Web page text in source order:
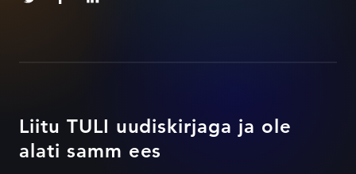
Liitu TULI uudiskirjaga ja ole
alati samm ees